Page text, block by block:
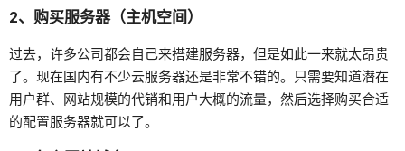
2、购买服务器（主机空间）
过去，许多公司都会自己来搭建服务器，但是如此一来就太昂贵
了。现在国内有不少云服务器还是非常不错的。只需要知道潜在
用户群、网站规模的代销和用户大概的流量，然后选择购买合适
的配置服务器就可以了。